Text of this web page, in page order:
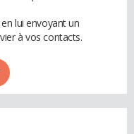
lui envoyant un
à vos contacts.